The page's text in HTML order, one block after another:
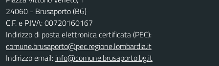
24060 - Brusaporto (BG)
C.F. e P.IVA: 00720160167
Indirizzo di posta elettronica certificata (PEC):
comune.brusaporto@pec.regione.lombardia.it
Indirizzo email: info@comune.brusaporto.bg.it